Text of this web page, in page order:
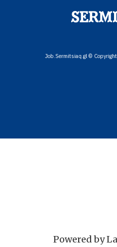
Job.Sermitsiaq.gl ©
Powered by